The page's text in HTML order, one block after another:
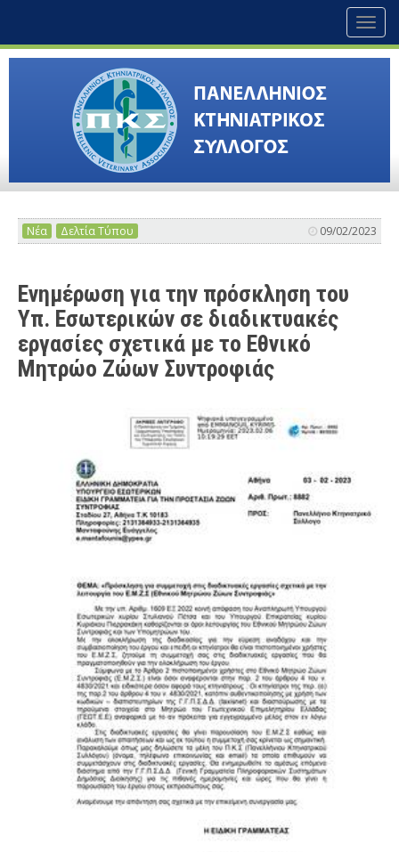
Νέα Δελτία Τύπου 09/02/2023
Ενημέρωση για την πρόσκληση του
Υπ. Εσωτερικών σε διαδικτυακές
εργασίες σχετικά με το Εθνικό
Μητρώο Ζώων Συντροφιάς